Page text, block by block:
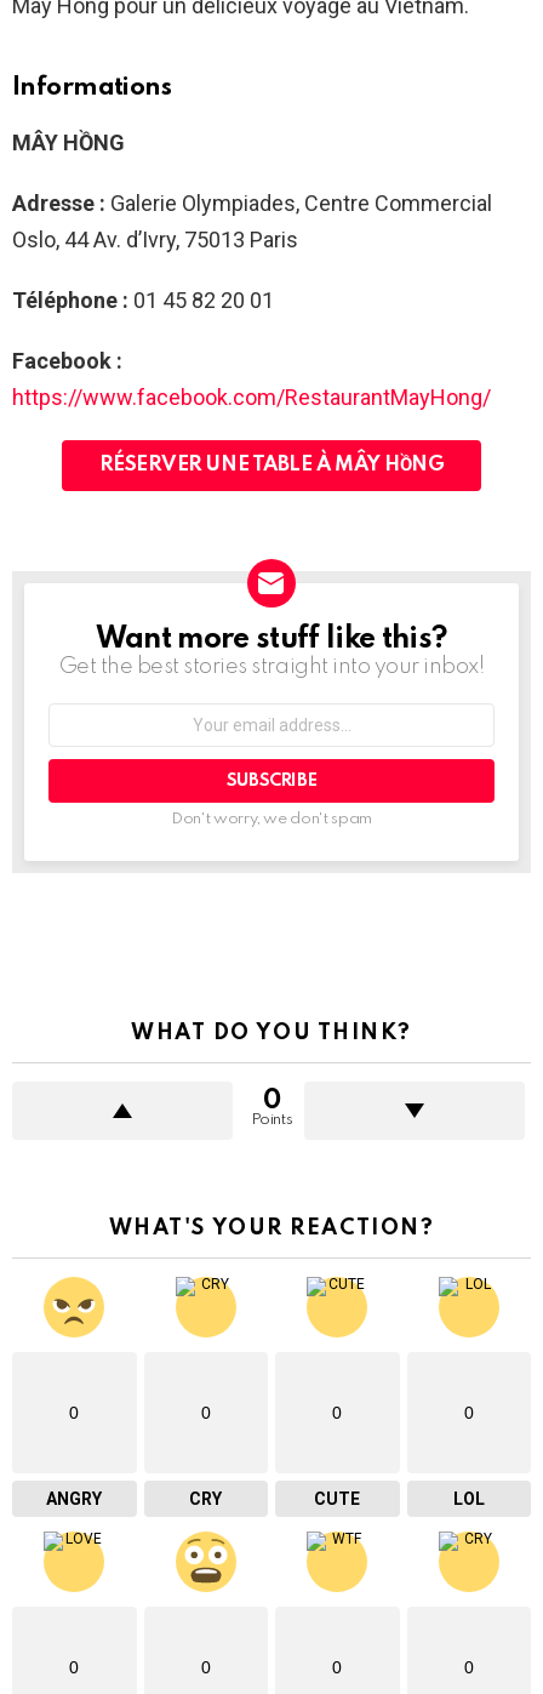
May Hong pour un délicieux voyage au Vietnam.
Informations
MÂY HỒNG
Adresse : Galerie Olympiades, Centre Commercial
Oslo, 44 Av. d’Ivry, 75013 Paris
Téléphone : 01 45 82 20 01
Facebook :
https://www.facebook.com/RestaurantMayHong/
RÉSERVER UNE TABLE À MÂY HỒNG
NEWSLETTER
Want more stuff like this?
Get the best stories straight into your inbox!
address:
Don't worry, we don't spam
WHAT DO YOU THINK?
0
Points
WHAT'S YOUR REACTION?
0
ANGRY
0
CRY
0
CUTE
0
LOL
0 0 0 0